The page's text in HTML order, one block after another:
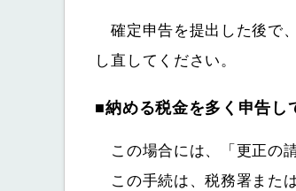
確定申告を提出した後で
し直してください。
■納める税金を多く申告し
この場合には、「更正の
この手続は、税務署また